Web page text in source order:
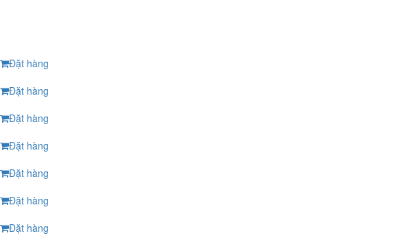
Đặt hàng
Đặt hàng
Đặt hàng
Đặt hàng
Đặt hàng
Đặt hàng
Đặt hàng